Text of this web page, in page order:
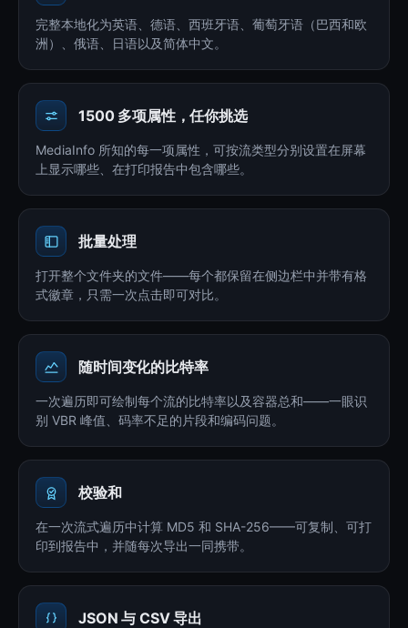
完整本地化为英语、德语、西班牙语、葡萄牙语（巴西和欧
洲）、俄语、日语以及简体中文。
1500 多项属性，任你挑选
MediaInfo 所知的每一项属性，可按流类型分别设置在屏幕
上显示哪些、在打印报告中包含哪些。
批量处理
打开整个文件夹的文件——每个都保留在侧边栏中并带有格
式徽章，只需一次点击即可对比。
随时间变化的比特率
一次遍历即可绘制每个流的比特率以及容器总和——一眼识
别 VBR 峰值、码率不足的片段和编码问题。
校验和
在一次流式遍历中计算 MD5 和 SHA-256——可复制、可打
印到报告中，并随每次导出一同携带。
JSON 与 CSV 导出